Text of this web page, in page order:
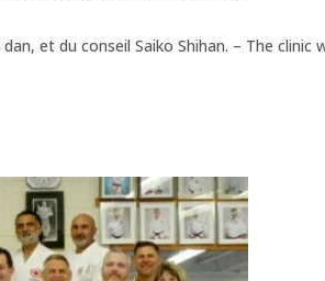
et du conseil Saiko Shihan. – The